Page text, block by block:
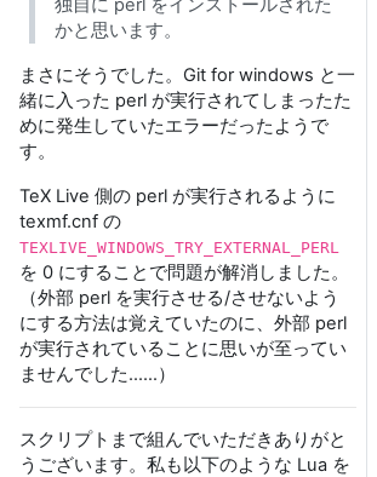
独自に perl をインストールされた
かと思います。
まさにそうでした。Git for windows と一
緒に入った perl が実行されてしまったた
めに発生していたエラーだったようで
す。
TeX Live 側の perl が実行されるように
texmf.cnf の
TEXLIVE_WINDOWS_TRY_EXTERNAL_PERL
を 0 にすることで問題が解消しました。
（外部 perl を実行させる/させないよう
にする方法は覚えていたのに、外部 perl
が実行されていることに思いが至ってい
ませんでした……）
スクリプトまで組んでいただきありがと
うございます。私も以下のような Lua を